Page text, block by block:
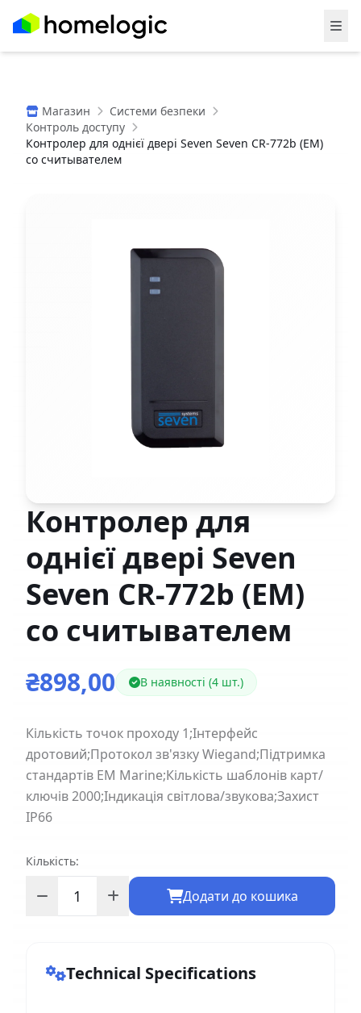
Магазин
Системи безпеки
Контроль доступу
Контролер для однієї двері Seven Seven CR-772b (EM)
со считывателем
Контролер для
однієї двері Seven
Seven CR-772b (EM)
со считывателем
₴898,00 В наявності (4 шт.)
Кількість точок проходу 1;Інтерфейс
дротовий;Протокол зв'язку Wiegand;Підтримка
стандартів EM Marine;Кількість шаблонів карт/
ключів 2000;Індикація світлова/звукова;Захист
IP66
Кількість:
Додати до кошика
Technical Specifications